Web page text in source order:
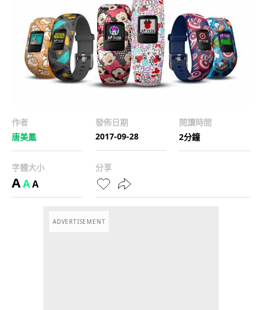
作者
唐美鳳
發佈日期
2017-09-28
閱讀時間
2分鐘
字體大小
AAA
分享
ADVERTISEMENT